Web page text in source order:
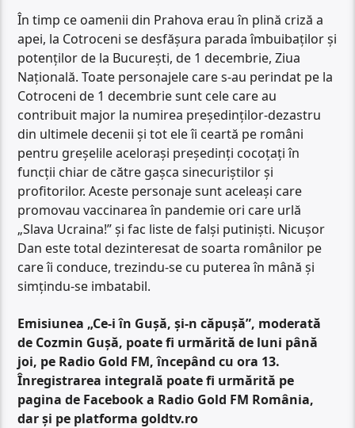
În timp ce oamenii din Prahova erau în plină criză a
apei, la Cotroceni se desfășura parada îmbuibaților și
potenților de la București, de 1 decembrie, Ziua
Națională. Toate personajele care s-au perindat pe la
Cotroceni de 1 decembrie sunt cele care au
contribuit major la numirea președinților-dezastru
din ultimele decenii și tot ele îi ceartă pe români
pentru greșelile acelorași președinți cocoțați în
funcții chiar de către gașca sinecuriștilor și
profitorilor. Aceste personaje sunt aceleași care
promovau vaccinarea în pandemie ori care urlă
„Slava Ucraina!” și fac liste de falși putiniști. Nicușor
Dan este total dezinteresat de soarta românilor pe
care îi conduce, trezindu-se cu puterea în mână și
simțindu-se imbatabil.
Emisiunea „Ce-i în Gușă, și-n căpușă”, moderată
de Cozmin Gușă, poate fi urmărită de luni până
joi, pe Radio Gold FM, începând cu ora 13.
Înregistrarea integrală poate fi urmărită pe
pagina de Facebook a Radio Gold FM România,
dar și pe platforma goldtv.ro